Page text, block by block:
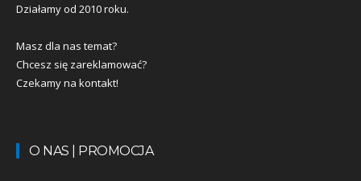
Działamy od 2010 roku.
Masz dla nas temat?
Chcesz się zareklamować?
Czekamy na kontakt!
O NAS | PROMOCJA